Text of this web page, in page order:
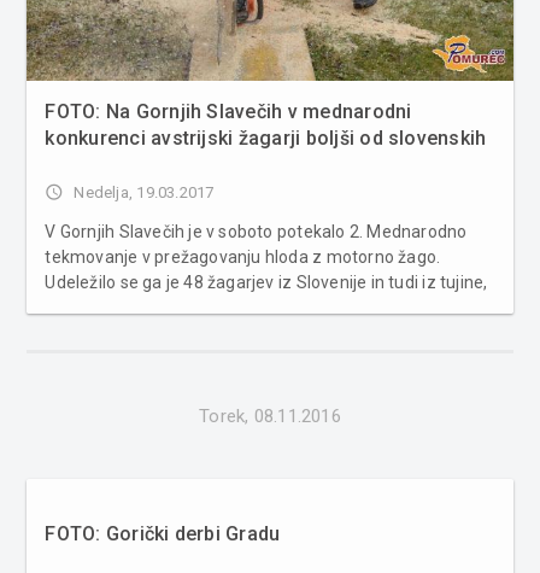
FOTO: Na Gornjih Slavečih v mednarodni
konkurenci avstrijski žagarji boljši od slovenskih
access_time Nedelja, 19.03.2017
V Gornjih Slavečih je v soboto potekalo 2. Mednarodno
tekmovanje v prežagovanju hloda z motorno žago.
Udeležilo se ga je 48 žagarjev iz Slovenije in tudi iz tujine,
Torek, 08.11.2016
FOTO: Gorički derbi Gradu